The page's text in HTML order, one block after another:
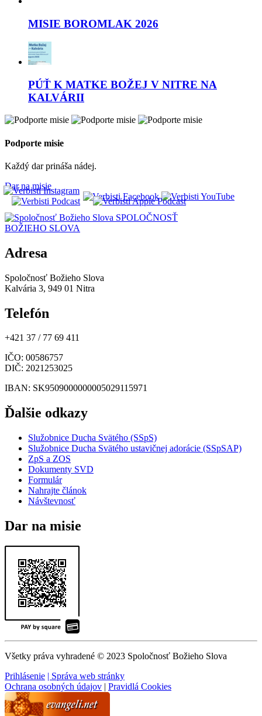
MISIE BOROMLAK 2026
PÚŤ K MATKE BOŽEJ V NITRE NA
KALVÁRII
Podporte misie
Každý dar prináša nádej.
Dar na misie
SPOLOČNOSŤ
BOŽIEHO SLOVA
Adresa
Spoločnosť Božieho Slova
Kalvária 3, 949 01 Nitra
Telefón
+421 37 / 77 69 411
IČO: 00586757
DIČ: 2021253025
IBAN: SK9509000000005029115971
Ďalšie odkazy
Služobnice Ducha Svätého (SSpS)
Služobnice Ducha Svätého ustavičnej adorácie (SSpSAP)
ZpS a ZOS
Dokumenty SVD
Formulár
Nahrajte článok
Návštevnosť
Dar na misie
Všetky práva vyhradené © 2023 Spoločnosť Božieho Slova
Prihlásenie | Správa web stránky
Ochrana osobných údajov | Pravidlá Cookies